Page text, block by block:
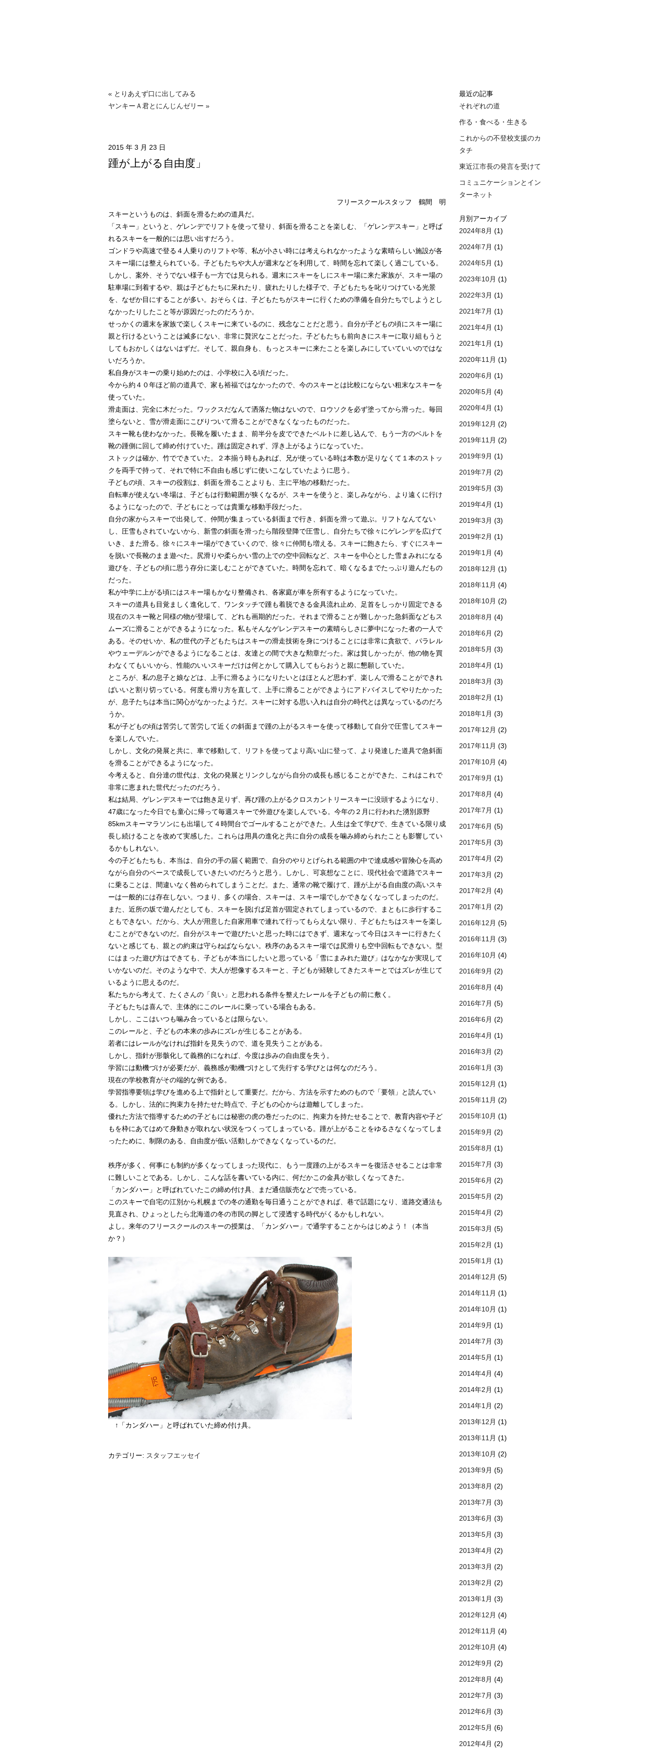
« とりあえず口に出してみる
ヤンキーＡ君とにんじんゼリー »
2015 年 3 月 23 日
踵が上がる自由度」
フリースクールスタッフ 鶴間 明
スキーというものは、斜面を滑るための道具だ。
「スキー」というと、ゲレンデでリフトを使って登り、斜面を滑ることを楽しむ、「ゲレンデスキー」と呼ば
れるスキーを一般的には思い出すだろう。
ゴンドラや高速で登る４人乗りのリフトや等、私が小さい時には考えられなかったような素晴らしい施設が各
スキー場には整えられている。子どもたちや大人が週末などを利用して、時間を忘れて楽しく過ごしている。
しかし、案外、そうでない様子も一方では見られる。週末にスキーをしにスキー場に来た家族が、スキー場の
駐車場に到着するや、親は子どもたちに呆れたり、疲れたりした様子で、子どもたちを叱りつけている光景
を、なぜか目にすることが多い。おそらくは、子どもたちがスキーに行くための準備を自分たちでしようとし
なかったりしたこと等が原因だったのだろうか。
せっかくの週末を家族で楽しくスキーに来ているのに、残念なことだと思う。自分が子どもの頃にスキー場に
親と行けるということは滅多にない、非常に贅沢なことだった。子どもたちも前向きにスキーに取り組もうと
してもおかしくはないはずだ。そして、親自身も、もっとスキーに来たことを楽しみにしていていいのではな
いだろうか。
私自身がスキーの乗り始めたのは、小学校に入る頃だった。
今から約４０年ほど前の道具で、家も裕福ではなかったので、今のスキーとは比較にならない粗末なスキーを
使っていた。
滑走面は、完全に木だった。ワックスだなんて洒落た物はないので、ロウソクを必ず塗ってから滑った。毎回
塗らないと、雪が滑走面にこびりついて滑ることができなくなったものだった。
スキー靴も使わなかった。長靴を履いたまま、前半分を皮でできたベルトに差し込んで、もう一方のベルトを
靴の踵側に回して締め付けていた。踵は固定されず、浮き上がるようになっていた。
ストックは確か、竹でできていた。２本揃う時もあれば、兄が使っている時は本数が足りなくて１本のストッ
クを両手で持って、それで特に不自由も感じずに使いこなしていたように思う。
子どもの頃、スキーの役割は、斜面を滑ることよりも、主に平地の移動だった。
自転車が使えない冬場は、子どもは行動範囲が狭くなるが、スキーを使うと、楽しみながら、より遠くに行け
るようになったので、子どもにとっては貴重な移動手段だった。
自分の家からスキーで出発して、仲間が集まっている斜面まで行き、斜面を滑って遊ぶ。リフトなんてない
し、圧雪もされていないから、新雪の斜面を滑ったら階段登降で圧雪し、自分たちで徐々にゲレンデを広げて
いき、また滑る。徐々にスキー場ができていくので、徐々に仲間も増える。
スキーに飽きたら、すぐにスキー
を脱いで長靴のまま遊べた。尻滑りや柔らかい雪の上での空中回転など、スキーを中心とした雪まみれになる
遊びを、子どもの頃に思う存分に楽しむことができていた。 時間を忘れて、 暗くなるまでたっぷり遊んだもの
だった。
私が中学に上がる頃にはスキー場もかなり整備され、各家庭が車を所有するようになっていた。
スキーの道具も目覚ましく進化して、ワンタッチで踵も着脱できる金具流れ止め、足首をしっかり固定できる
現在のスキー靴と同様の物が登場して、どれも画期的だった。それまで滑ることが難しかった急斜面などもス
ムーズに滑ることができるようになった。私もそんなゲレンデスキーの素晴らしさに夢中になった者の一人で
ある。そのせいか、私の世代の子どもたちはスキーの滑走技術を身につけることには非常に貪欲で、パラレル
やウェーデルンができるようになることは、友達との間で大きな勲章だった。家は貧しかったが、他の物を買
わなくてもいいから、性能のいいスキーだけは何とかして購入してもらおうと親に懇願していた。
ところが、私の息子と娘などは、上手に滑るようになりたいとはほとんど思わず、楽しんで滑ることができれ
ばいいと割り切っている。何度も滑り方を直して、上手に滑ることができようにアドバイスしてやりたかった
が、息子たちは本当に関心がなかったようだ。スキーに対する思い入れは自分の時代とは異なっているのだろ
うか。
私が子どもの頃は苦労して苦労して近くの斜面まで踵の上がるスキーを使って移動して自分で圧雪してスキー
を楽しんでいた。
しかし、文化の発展と共に、車で移動して、リフトを使ってより高い山に登って、より発達した道具で急斜面
を滑ることができるようになった。
今考えると、自分達の世代は、文化の発展とリンクしながら自分の成長も感じることができた、これはこれで
非常に恵まれた世代だったのだろう。
私は結局、ゲレンデスキーでは飽き足りず、再び踵の上がるクロスカントリースキーに没頭するようになり、
47歳になった今日でも童心に帰って毎週スキーで外遊びを楽しんでいる。今年の２月に行われた湧別原野
85kmスキーマラソンにも出場して４時間台でゴールすることができた。人生は全て学びで、生きている限り成
長し続けることを改めて実感した。これらは用具の進化と共に自分の成長を噛み締められたことも影響してい
るかもしれない。
今の子どもたちも、本当は、自分の手の届く範囲で、自分のやりとげられる範囲の中で達成感や冒険心を高め
ながら自分のペースで成長していきたいのだろうと思う。しかし、可哀想なことに、現代社会で道路でスキー
に乗ることは、間違いなく咎められてしまうことだ。また、通常の靴で履けて、踵が上がる自由度の高いスキ
ーは一般的には存在しない。つまり、多くの場合、スキーは、スキー場でしかできなくなってしまったのだ。
また、近所の坂で遊んだとしても、スキーを脱げば足首が固定されてしまっているので、まともに歩行するこ
ともできない。だから、大人が用意した自家用車で連れて行ってもらえない限り、子どもたちはスキーを楽し
むことができないのだ。自分がスキーで遊びたいと思った時にはできず、週末なって今日はスキーに行きたく
ないと感じても、親との約束は守らねばならない。秩序のあるスキー場では尻滑りも空中回転もできない。型
にはまった遊び方はできても、子どもが本当にしたいと思っている「雪にまみれた遊び」はなかなか実現して
いかないのだ。そのような中で、大人が想像するスキーと、子どもが経験してきたスキーとではズレが生じて
いるように思えるのだ。
私たちから考えて、たくさんの「良い」と思われる条件を整えたレールを子どもの前に敷く。
子どもたちは喜んで、主体的にこのレールに乗っている場合もある。
しかし、ここはいつも噛み合っているとは限らない。
このレールと、子どもの本来の歩みにズレが生じることがある。
若者にはレールがなければ指針を見失うので、道を見失うことがある。
しかし、指針が形骸化して義務的になれば、今度は歩みの自由度を失う。
学習には動機づけが必要だが、義務感が動機づけとして先行する学びとは何なのだろう。
現在の学校教育がその端的な例である。
学習指導要領は学びを進める上で指針として重要だ。だから、方法を示すためのもので「要領」と読んでい
る。
しかし、法的に拘束力を持たせた時点で、子どもの心からは遊離してしまった。
優れた方法で指導するための子どもには秘密の虎の巻だったのに、拘束力を持たせることで、教育内容や子ど
もを枠にあてはめて身動きが取れない状況をつくってしまっている。踵が上がることをゆるさなくなってしま
ったために、制限のある、自由度が低い活動しかできなくなっているのだ。
秩序が多く、何事にも制約が多くなってしまった現代に、もう一度踵の上がるスキーを復活させることは非常
に難しいことである。しかし、こんな話を書いている内に、何だかこの金具が欲しくなってきた。
「カンダハー」と呼ばれていたこの締め付け具、まだ通信販売などで売っている。
このスキーで自宅の江別から札幌までの冬の通勤を毎日通うことができれば、巷で話題になり、道路交通法も
見直され、ひょっとしたら北海道の冬の市民の脚として浸透する時代がくるかもしれない。
よし。来年のフリースクールのスキーの授業は、「カンダハー」で通学することからはじめよう！（本当
か？）
↑「カンダハー」と呼ばれていた締め付け具。
カテゴリー: スタッフエッセイ
最近の記事
それぞれの道
作る・食べる・生きる
これからの不登校支援のカ
タチ
東近江市長の発言を受けて
コミュニケーションとイン
ターネット
月別アーカイブ
2024年8月 (1)
2024年7月 (1)
2024年5月 (1)
2023年10月 (1)
2022年3月 (1)
2021年7月 (1)
2021年4月 (1)
2021年1月 (1)
2020年11月 (1)
2020年6月 (1)
2020年5月 (4)
2020年4月 (1)
2019年12月 (2)
2019年11月 (2)
2019年9月 (1)
2019年7月 (2)
2019年5月 (3)
2019年4月 (1)
2019年3月 (3)
2019年2月 (1)
2019年1月 (4)
2018年12月 (1)
2018年11月 (4)
2018年10月 (2)
2018年8月 (4)
2018年6月 (2)
2018年5月 (3)
2018年4月 (1)
2018年3月 (3)
2018年2月 (1)
2018年1月 (3)
2017年12月 (2)
2017年11月 (3)
2017年10月 (4)
2017年9月 (1)
2017年8月 (4)
2017年7月 (1)
2017年6月 (5)
2017年5月 (3)
2017年4月 (2)
2017年3月 (2)
2017年2月 (4)
2017年1月 (2)
2016年12月 (5)
2016年11月 (3)
2016年10月 (4)
2016年9月 (2)
2016年8月 (4)
2016年7月 (5)
2016年6月 (2)
2016年4月 (1)
2016年3月 (2)
2016年1月 (3)
2015年12月 (1)
2015年11月 (2)
2015年10月 (1)
2015年9月 (2)
2015年8月 (1)
2015年7月 (3)
2015年6月 (2)
2015年5月 (2)
2015年4月 (2)
2015年3月 (5)
2015年2月 (1)
2015年1月 (1)
2014年12月 (5)
2014年11月 (1)
2014年10月 (1)
2014年9月 (1)
2014年7月 (3)
2014年5月 (1)
2014年4月 (4)
2014年2月 (1)
2014年1月 (2)
2013年12月 (1)
2013年11月 (1)
2013年10月 (2)
2013年9月 (5)
2013年8月 (2)
2013年7月 (3)
2013年6月 (3)
2013年5月 (3)
2013年4月 (2)
2013年3月 (2)
2013年2月 (2)
2013年1月 (3)
2012年12月 (4)
2012年11月 (4)
2012年10月 (4)
2012年9月 (2)
2012年8月 (4)
2012年7月 (3)
2012年6月 (3)
2012年5月 (6)
2012年4月 (2)